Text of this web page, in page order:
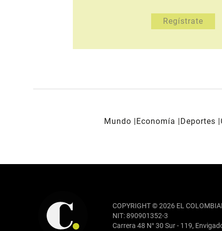
Mundo Economía Deportes
COPYRIGHT © 2026 EL
NIT: 890901352-3
Carrera 48 N° 30 Sur - 119,